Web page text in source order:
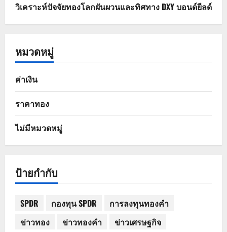
วิเคราะห์ปัจจัยทองโลกผันผวนและทิศทาง DXY บอนด์ยีลด์
หมวดหมู่
ค่าเงิน
ราคาทอง
ไม่มีหมวดหมู่
ป้ายกำกับ
SPDR กองทุน SPDR
การลงทุนทองคำ
ข่าวทอง
ข่าวทองคำ ข่าวเศรษฐกิจ